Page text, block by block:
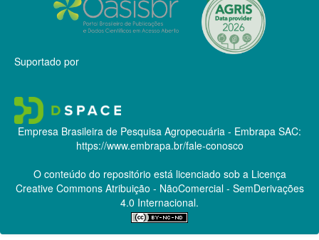
Suportado por
Empresa Brasileira de Pesquisa Agropecuária - Embrapa SAC:
https://www.embrapa.br/fale-conosco
O conteúdo do repositório está licenciado sob a Licença
Creative CommonsAtribuição - NãoComercial - SemDerivações
4.0 Internacional.